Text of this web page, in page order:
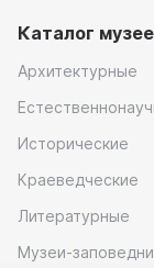
Каталог
Архитектурные
Исторические
Краеведческие
Литературные
Музеи-